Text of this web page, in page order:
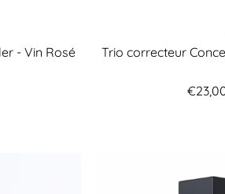
- Vin Rosé Trio correcteur